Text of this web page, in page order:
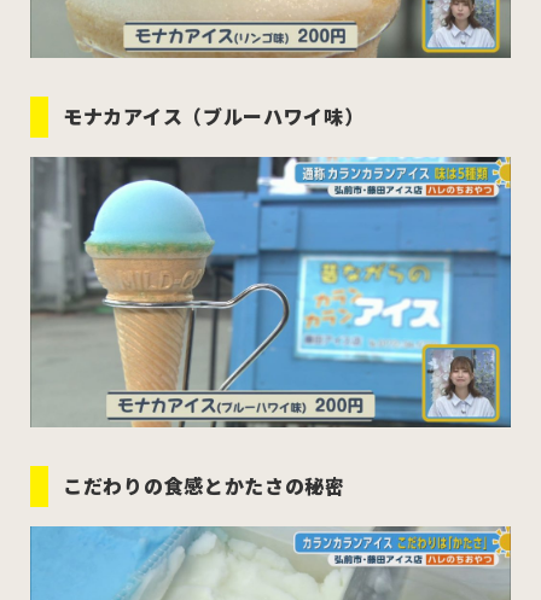
モナカアイス（ブルーハワイ味）
こだわりの食感とかたさの秘密